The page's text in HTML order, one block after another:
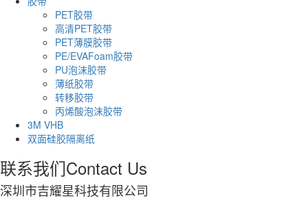
PET胶带
高清PET胶带
PET薄膜胶带
PE/EVAFoam胶带
PU泡沫胶带
薄纸胶带
转移胶带
丙烯酸泡沫胶带
3M VHB
双面硅胶隔离纸
联系我们Contact Us
深圳市吉耀星科技有限公司